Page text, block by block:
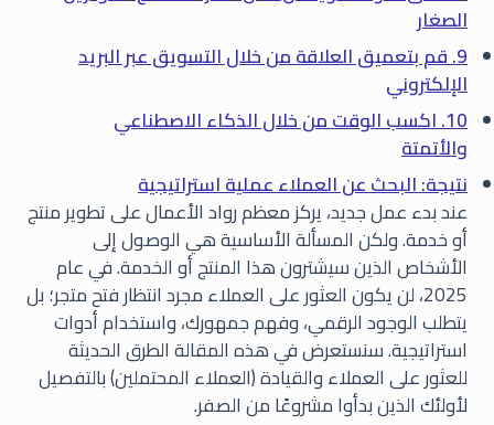
الصغار
9. قم بتعميق العلاقة من خلال التسويق عبر البريد
الإلكتروني
10. اكسب الوقت من خلال الذكاء الاصطناعي
والأتمتة
نتيجة: البحث عن العملاء عملية استراتيجية
عند بدء عمل جديد، يركز معظم رواد الأعمال على تطوير منتج
أو خدمة. ولكن المسألة الأساسية هي الوصول إلى
الأشخاص الذين سيشترون هذا المنتج أو الخدمة. في عام
2025، لن يكون العثور على العملاء مجرد انتظار فتح متجر؛ بل
يتطلب الوجود الرقمي، وفهم جمهورك، واستخدام أدوات
استراتيجية. سنستعرض في هذه المقالة الطرق الحديثة
للعثور على العملاء والقيادة (العملاء المحتملين) بالتفصيل
لأولئك الذين بدأوا مشروعًا من الصفر.